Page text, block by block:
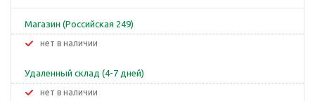
Магазин (Российская 249)
Нет в наличии
Удаленный склад (4-7 дней)
Нет в наличии